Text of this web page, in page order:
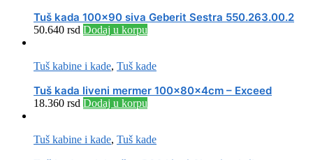
Tuš kada 100×90 siva Geberit Sestra 550.263.00.2
50.640 rsd Dodaj u korpu
Tuš kabine i kade, Tuš kade
Tuš kada liveni mermer 100x80x4cm – Exceed
18.360 rsd Dodaj u korpu
Tuš kabine i kade, Tuš kade